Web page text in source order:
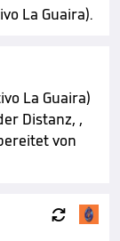
La Guaira).
La Guaira)
Distanz, ,
von
